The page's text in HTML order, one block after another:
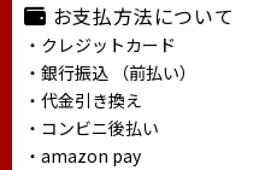
お支払方法について
・クレジットカード
・銀行振込 （前払い）
・代金引き換え
・コンビニ後払い
・amazon pay